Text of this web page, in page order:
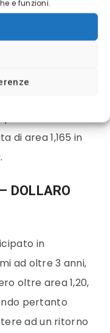
e funzioni.
1,2577 in chiusura
in caso di
il Target Price in
di area 1,165 in
DOLLARO
in
ad oltre 3 anni,
oltre area 1,20,
pertanto
ad un ritorno